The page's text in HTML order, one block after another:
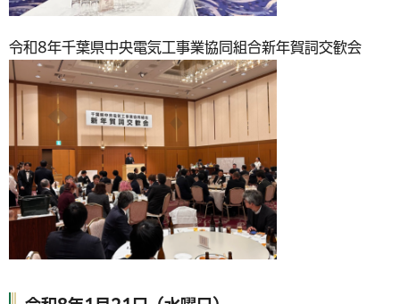
令和8年千葉県中央電気工事業協同組合新年賀詞交歓会